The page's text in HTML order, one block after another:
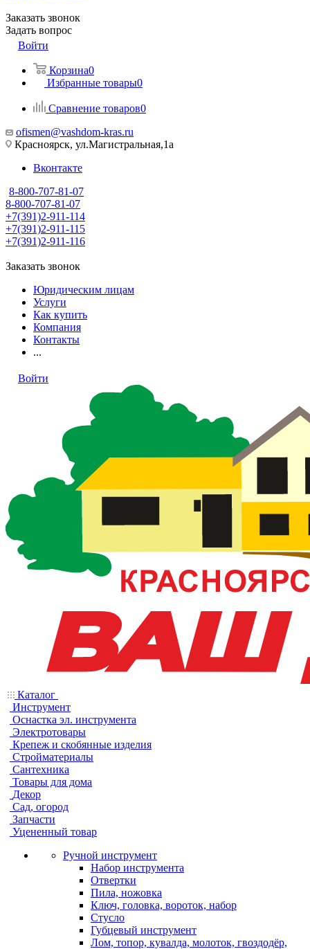
Заказать звонок
Задать вопрос
Войти
Корзина0
Избранные товары0
Сравнение товаров0
ofismen@vashdom-kras.ru
Красноярск, ул.Магистральная,1а
Вконтакте
8-800-707-81-07
8-800-707-81-07
+7(391)2-911-114
+7(391)2-911-115
+7(391)2-911-116
Заказать звонок
Юридическим лицам
Услуги
Как купить
Компания
Контакты
...
Войти
Каталог
Инструмент
Оснастка эл. инструмента
Электротовары
Крепеж и скобянные изделия
Стройматериалы
Сантехника
Товары для дома
Декор
Сад, огород
Запчасти
Уцененный товар
Ручной инструмент
Набор инструмента
Отвертки
Пила, ножовка
Ключ, головка, вороток, набор
Стусло
Губцевый инструмент
Лом, топор, кувалда, молоток, гвоздодёр,